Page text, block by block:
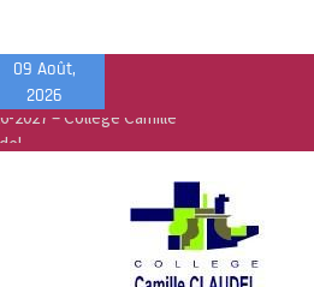
09 Août,
2026
– Collège Camille
– PEEP & Bureau